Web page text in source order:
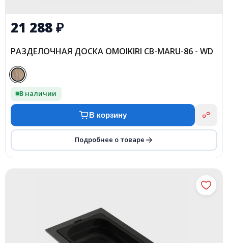
21 288₽
РАЗДЕЛОЧНАЯ ДОСКА OMOIKIRI CB-MARU-86 - WD
В наличии
В корзину
Подробнее о товаре